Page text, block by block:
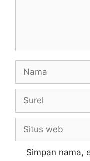
web
Simpan nama,